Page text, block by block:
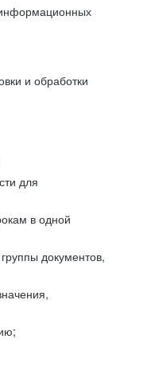
и обработки
для
в одной
документов,